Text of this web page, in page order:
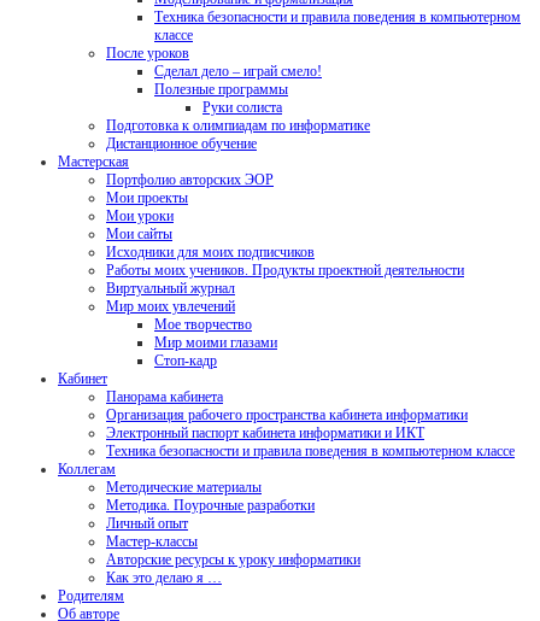
Техника безопасности и правила поведения в компьютерном
классе
После уроков
Сделал дело – играй смело!
Полезные программы
Руки солиста
Подготовка к олимпиадам по информатике
Дистанционное обучение
Мастерская
Портфолио авторских ЭОР
Мои проекты
Мои уроки
Мои сайты
Исходники для моих подписчиков
Работы моих учеников. Продукты проектной деятельности
Виртуальный журнал
Мир моих увлечений
Мое творчество
Мир моими глазами
Стоп-кадр
Кабинет
Панорама кабинета
Организация рабочего пространства кабинета информатики
Электронный паспорт кабинета информатики и ИКТ
Техника безопасности и правила поведения в компьютерном классе
Коллегам
Методические материалы
Методика. Поурочные разработки
Личный опыт
Мастер-классы
Авторские ресурсы к уроку информатики
Как это делаю я …
Родителям
Об авторе